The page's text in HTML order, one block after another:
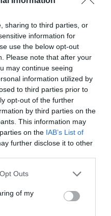
sharing to third parties, or
information for
use the below opt-out
Please note that after your
may continue seeing
information utilized by
to third parties prior to
opt-out of the further
by third parties on the
This information may
on the IAB’s List of
further disclose it to other
Outs
of my
*